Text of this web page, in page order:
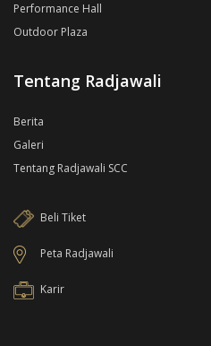
Performance Hall
Outdoor Plaza
Tentang Radjawali
Berita
Galeri
Tentang Radjawali SCC
Beli Tiket
Peta Radjawali
Karir